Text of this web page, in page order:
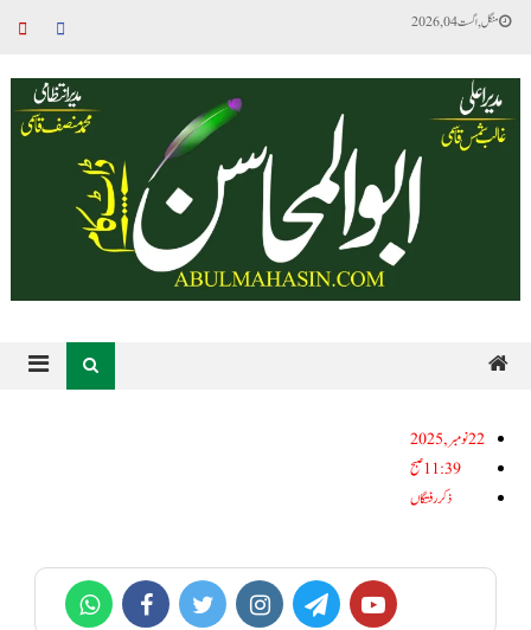
منگل, اگست 04, 2026
22نومبر, 2025
11:39 صبح
ذکر رفتگاں